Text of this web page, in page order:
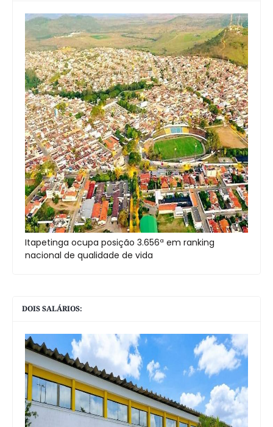
Itapetinga ocupa posição 3.656ª em ranking
nacional de qualidade de vida
DOIS SALÁRIOS: